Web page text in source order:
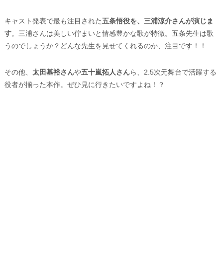
キャスト発表で最も注目された五条悟役を、三浦涼介さんが演じま
す。三浦さんは美しい佇まいと情感豊かな歌が特徴。五条先生は歌
うのでしょうか？どんな先生を見せてくれるのか、注目です！！
その他、 太田基裕さんや五十嵐拓人さんら、2.5次元舞台で活躍する
役者が揃った本作。ぜひ見に行きたいですよね！？